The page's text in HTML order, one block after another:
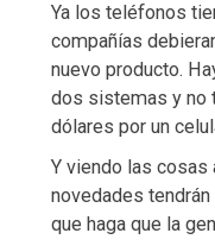
Ya los teléfonos
compañías
nuevo producto.
dos sistemas y no
dólares por un
Y viendo las cosas
novedades
que haga que la